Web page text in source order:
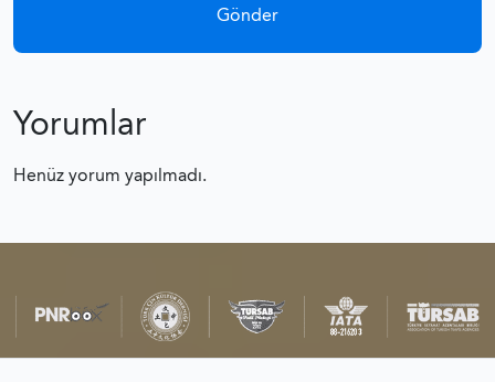
Yorumlar
Henüz yorum yapılmadı.